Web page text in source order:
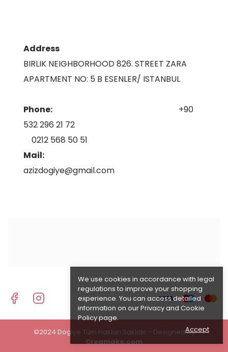
We use cookies in accordance with legal
regulations to improve your shopping
experience. You can access detailed
information on ourPrivacy and Cookie
Policypage.
Accept
Address
BIRLIK NEIGHBORHOOD 826. STREET ZARA
APARTMENT NO: 5 B ESENLER/ ISTANBUL
Phone: +90
532 296 21 72
0212 568 50 51
Mail:
azizdogiye@gmail.com
©2024 Dogiye Tüm Hakları Saklıdır - Designed by
Creamake.com